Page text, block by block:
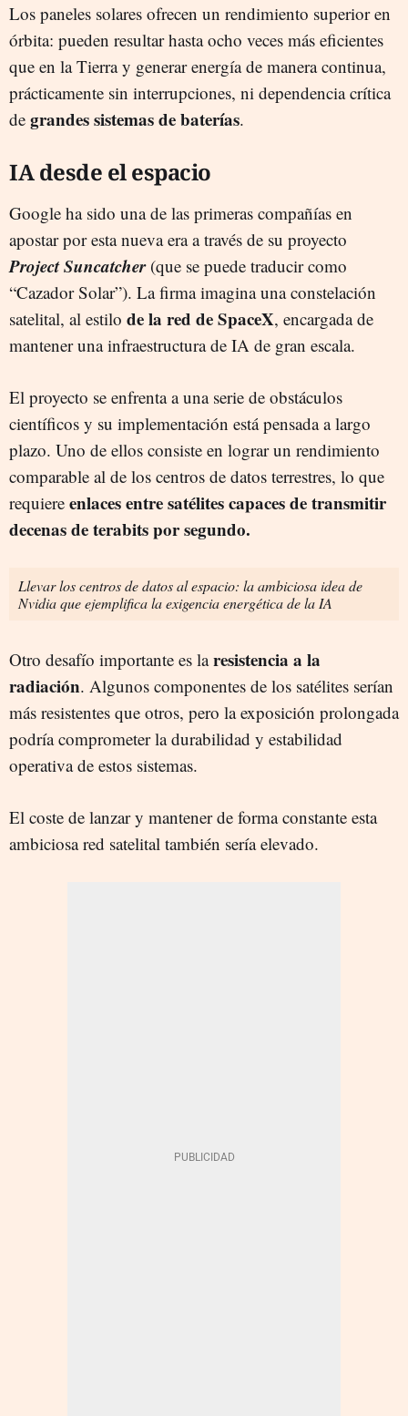
Los paneles solares ofrecen un rendimiento superior en
órbita: pueden resultar hasta ocho veces más eficientes
que en la Tierra y generar energía de manera continua,
prácticamente sin interrupciones, ni dependencia crítica
de grandes sistemas de baterías.
IA desde el espacio
Google ha sido una de las primeras compañías en
apostar por esta nueva era a través de su proyecto
Project Suncatcher (que se puede traducir como
“Cazador Solar”). La firma imagina una constelación
satelital, al estilo de la red de SpaceX, encargada de
mantener una infraestructura de IA de gran escala.
El proyecto se enfrenta a una serie de obstáculos
científicos y su implementación está pensada a largo
plazo. Uno de ellos consiste en lograr un rendimiento
comparable al de los centros de datos terrestres, lo que
requiere enlaces entre satélites capaces de transmitir
decenas de terabits por segundo.
Llevar los centros de datos al espacio: la ambiciosa idea de
Nvidia que ejemplifica la exigencia energética de la IA
Otro desafío importante es laresistencia a la
radiación. Algunos componentes de los satélites serían
más resistentes que otros, pero la exposición prolongada
podría comprometer la durabilidad y estabilidad
operativa de estos sistemas.
El coste de lanzar y mantener de forma constante esta
ambiciosa red satelital también sería elevado.